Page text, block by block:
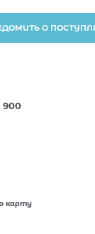
О
900
карту